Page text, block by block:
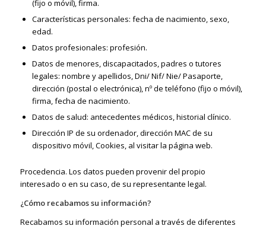
(fijo o móvil), firma.
Características personales: fecha de nacimiento, sexo,
edad.
Datos profesionales: profesión.
Datos de menores, discapacitados, padres o tutores
legales: nombre y apellidos, Dni/ Nif/ Nie/ Pasaporte,
dirección (postal o electrónica), nº de teléfono (fijo o móvil),
firma, fecha de nacimiento.
Datos de salud: antecedentes médicos, historial clínico.
Dirección IP de su ordenador, dirección MAC de su
dispositivo móvil, Cookies, al visitar la página web.
Procedencia. Los datos pueden provenir del propio
interesado o en su caso, de su representante legal.
¿Cómo recabamos su información?
Recabamos su información personal a través de diferentes